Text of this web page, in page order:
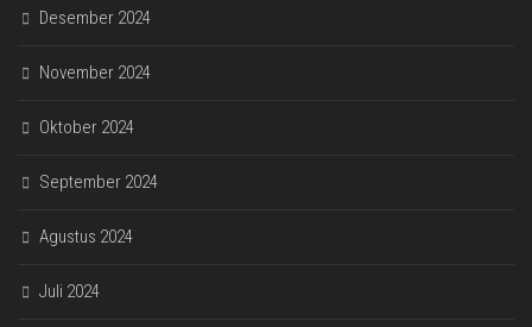
Desember 2024
November 2024
Oktober 2024
September 2024
Agustus 2024
Juli 2024